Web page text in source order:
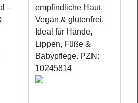
–
empfindliche Haut.
Vegan & glutenfrei.
Ideal für Hände,
Lippen, Füße &
Babypflege. PZN:
10245814